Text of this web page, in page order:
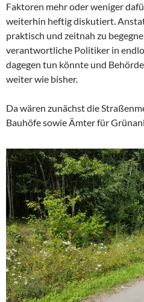
Faktoren mehr oder weniger
weiterhin heftig diskutiert.
praktisch und zeitnah zu
verantwortliche Politiker in
dagegen tun könnte und
weiter wie bisher.
Da wären zunächst die
Bauhöfe sowie Ämter für